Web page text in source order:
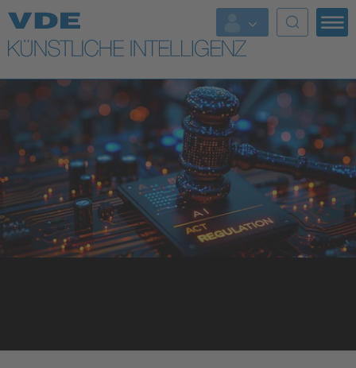
Top Themen
Fokusthemen
AI & Digital Trust
Health
Mobility